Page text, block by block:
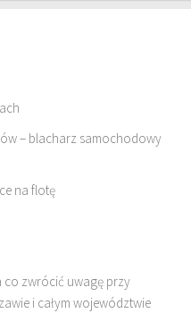
– blacharz samochodowy
na flotę
zwrócić uwagę przy
i całym województwie